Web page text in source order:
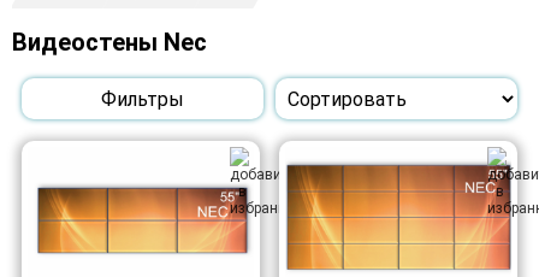
Видеостены Nec
Фильтры